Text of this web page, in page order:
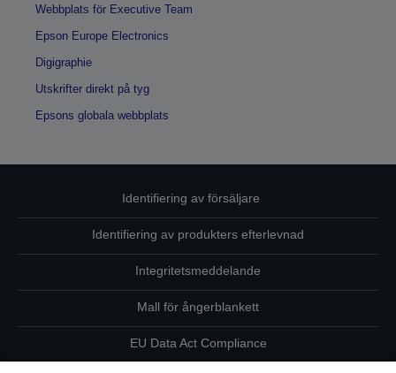
Webbplats för Executive Team
Epson Europe Electronics
Digigraphie
Utskrifter direkt på tyg
Epsons globala webbplats
Identifiering av försäljare
Identifiering av produkters efterlevnad
Integritetsmeddelande
Mall för ångerblankett
EU Data Act Compliance